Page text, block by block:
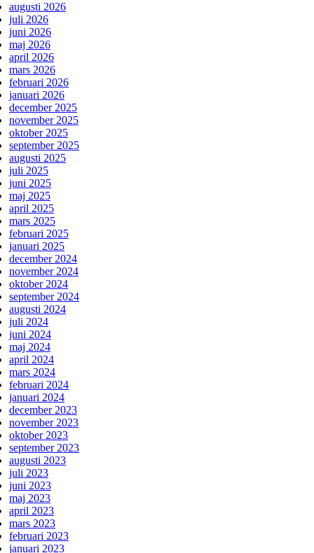
augusti 2026
juli 2026
juni 2026
maj 2026
april 2026
mars 2026
februari 2026
januari 2026
december 2025
november 2025
oktober 2025
september 2025
augusti 2025
juli 2025
juni 2025
maj 2025
april 2025
mars 2025
februari 2025
januari 2025
december 2024
november 2024
oktober 2024
september 2024
augusti 2024
juli 2024
juni 2024
maj 2024
april 2024
mars 2024
februari 2024
januari 2024
december 2023
november 2023
oktober 2023
september 2023
augusti 2023
juli 2023
juni 2023
maj 2023
april 2023
mars 2023
februari 2023
januari 2023